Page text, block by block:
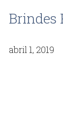
Brindes
abril 1, 2019